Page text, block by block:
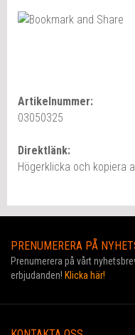
Artikelnummer:
03050325
Direktlänk:
Högerklicka och kopiera
PRENUMERERA PÅ
Prenumerera på vårt
erbjudanden! Klicka här!